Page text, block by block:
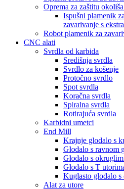
Oprema za zaštitu
Ispušni plamenik
zavarivanje s
Robot plamenik za
CNC alati
Svrdla od karbida
Središnja svrdla
Svrdlo za košenje
Protočno svrdlo
Spot svrdla
Koračna svrdla
Spiralna svrdla
Rotirajuća svrdla
Karbidni umetci
End Mill
Krajnje glodalo s
Glodalo s ravnom
Glodalo s
Glodalo s T
Kuglasto glodalo
Alat za utore